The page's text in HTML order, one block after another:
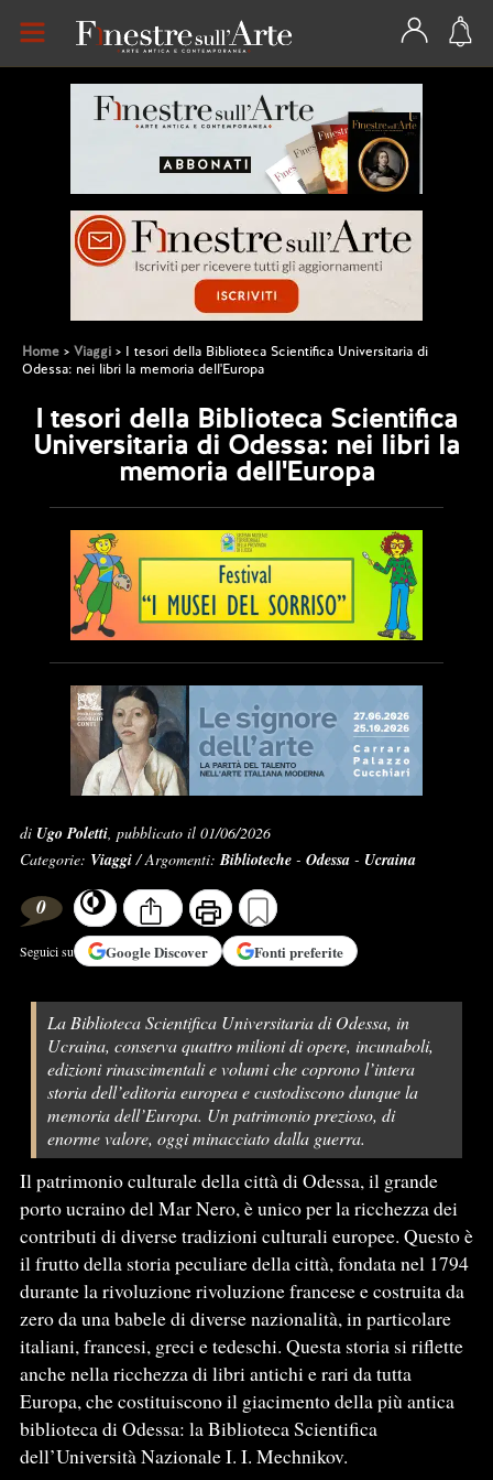
Home Viaggi
I tesori della Biblioteca Scientifica Universitaria di
Odessa: nei libri la memoria dell'Europa
I tesori della Biblioteca Scientifica
Universitaria di Odessa: nei libri la
memoria dell'Europa
di Ugo Poletti, pubblicato il 01/06/2026
Categorie: Viaggi/ Argomenti:Biblioteche- Odessa- Ucraina
0
Seguici su GoogleDiscover Fonti preferite
La Biblioteca Scientifica Universitaria di Odessa, in
Ucraina, conserva quattro milioni di opere, incunaboli,
edizioni rinascimentali e volumi che coprono l’intera
storia dell’editoria europea e custodiscono dunque la
memoria dell’Europa. Un patrimonio prezioso, di
enorme valore, oggi minacciato dalla guerra.
Il patrimonio culturale della città di Odessa, il grande
porto ucraino del Mar Nero, è unico per la ricchezza dei
contributi di diverse tradizioni culturali europee. Questo è
il frutto della storia peculiare della città, fondata nel 1794
durante la rivoluzione rivoluzione francese e costruita da
zero da una babele di diverse nazionalità, in particolare
italiani, francesi, greci e tedeschi. Questa storia si riflette
anche nella ricchezza di libri antichi e rari da tutta
Europa, che costituiscono il giacimento della più antica
biblioteca di Odessa: la Biblioteca Scientifica
dell’Università Nazionale I. I. Mechnikov.